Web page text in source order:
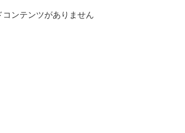
ンテンツがありません